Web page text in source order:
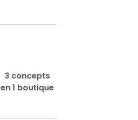
3 concepts
en 1 boutique